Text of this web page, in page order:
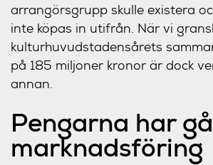
arrangörsgrupp skulle existera
inte köpas in utifrån. När vi
kulturhuvudstadensårets
på 185 miljoner kronor är dock
annan.
Pengarna har
marknadsföring